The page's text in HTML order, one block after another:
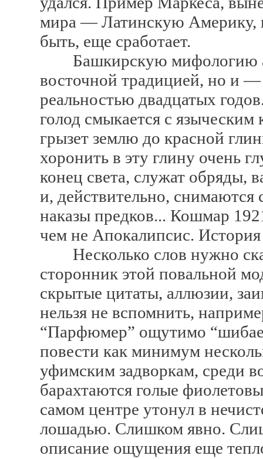
мира — Латинскую Америку,
быть, еще сработает.
Башкирскую мифологию
восточной традицией, но и
реальностью двадцатых
голод смыкается с
грызет землю до красной
хоронить в эту глину очень
конец света, служат обряды,
и, действительно, снимаются
наказы предков... Кошмар
чем не Апокалипсис.
Несколько слов нужно
сторонник этой повальной
скрытые цитаты, аллюзии,
нельзя не вспомнить,
“Парфюмер” ощутимо
повести как минимум
уфимским задворкам, среди
барахтаются голые
самом центре утонул в
лошадью. Слишком явно.
описание ощущения еще